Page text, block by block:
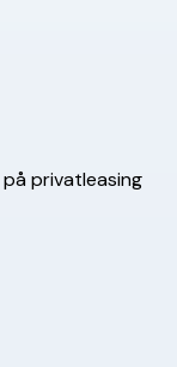
privatleasing